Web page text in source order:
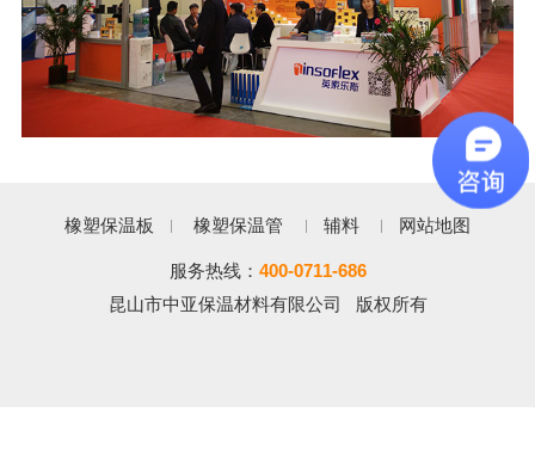
橡塑保温板 橡塑保温管 辅料 网站地图
服务热线： 400-0711-686
昆山市中亚保温材料有限公司 版权所有